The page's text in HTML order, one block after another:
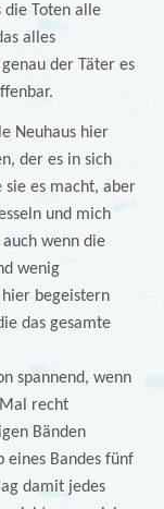
die Toten alle
alles
der Täter es
Neuhaus hier
der es in sich
sie es macht, aber
und mich
wenn die
wenig
begeistern
das gesamte
spannend, wenn
recht
Bänden
Bandes fünf
damit jedes